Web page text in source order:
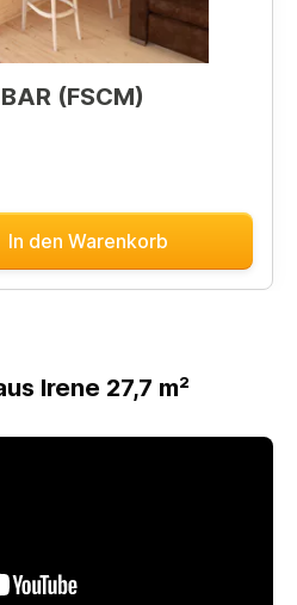
(FSCM)
In den Warenkorb
Irene 27,7 m²